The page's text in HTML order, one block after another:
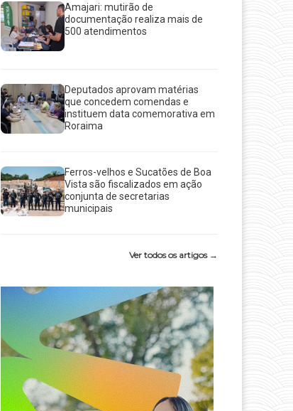
Amajari: mutirão de
documentação realiza mais de
500 atendimentos
Deputados aprovam matérias
que concedem comendas e
instituem data comemorativa em
Roraima
Ferros-velhos e Sucatões de Boa
Vista são fiscalizados em ação
conjunta de secretarias
municipais
Ver todos os artigos →